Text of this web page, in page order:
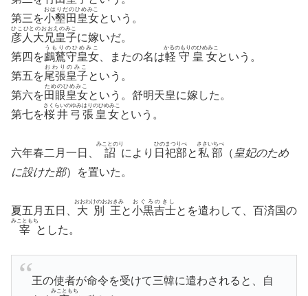
第三を小墾田皇女
おはりだのひめみこ
という。
彦人大兄皇子
ひこひとのおおえのみこ
に嫁いだ。
第四を鸕鶿守皇女
うもりのひめみこ
、またの名は軽守皇女
かるのもりのひめみこ
という。
第五を尾張皇子
おわりのみこ
という。
第六を田眼皇女
ためのひめみこ
という。舒明天皇に嫁した。
第七を桜井弓張皇女
さくらいのゆみはりのひめみこ
という。
六年春二月一日、 詔
みことのり
により 日祀部
ひのまつりべ
と私部
ささいちべ
（ 皇妃のため
に設けた部）を置いた。
夏五月五日、 大別王
おおわけのおおきみ
と小黒吉士
おぐろのきし
とを遣わして、百済国の
宰
みこともち
とした。
王の使者が命令を受けて三韓に遣わされると、自
みこともち